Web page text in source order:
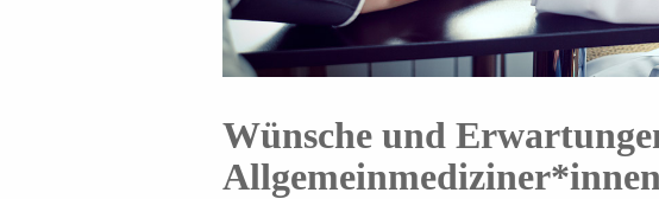
Wünsche und
Allgemeinmediziner*innen